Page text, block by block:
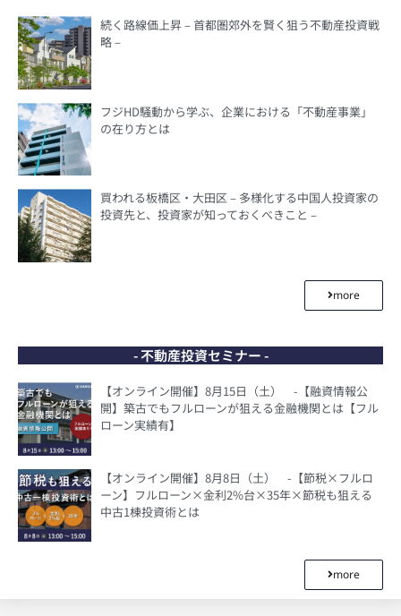
続く路線価上昇 – 首都圏郊外を賢く狙う不動産投資戦
略 –
フジHD騒動から学ぶ、企業における「不動産事業」
の在り方とは
買われる板橋区・大田区 – 多様化する中国人投資家の
投資先と、投資家が知っておくべきこと –
more
- 不動産投資セミナー -
【オンライン開催】8月15日（土） -【融資情報公
開】築古でもフルローンが狙える金融機関とは【フル
ローン実績有】
【オンライン開催】8月8日（土） -【節税×フルロ
ーン】フルローン×金利2%台×35年×節税も狙える
中古1棟投資術とは
more